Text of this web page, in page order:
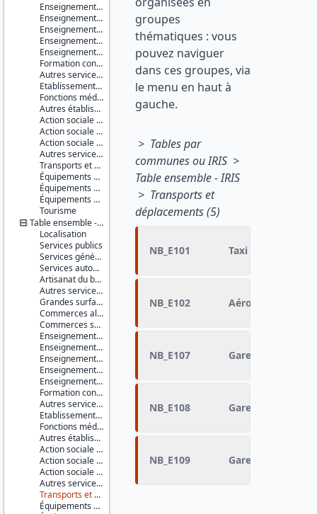
Enseignement du premier degré
Enseignement du second degré premier cycle
Enseignement du second degré second cycle
Enseignement supérieur non universitaire
Enseignement supérieur universitaire
Formation continue
Autres services de l'éducation
Etablissements et services de santé
Fonctions médicales et para-médicales
Autres établissements et services à caractère sanitaire
Action sociale pour personnes âgées
Action sociale pour enfants en bas âge
Action sociale pour handicapés
Autres services d'action sociale
Transports et déplacements
Équipements sportifs
Équipements de loisirs
Équipements culturels et socioculturels
Tourisme
Table ensemble - IRIS
Localisation
Services publics
Services généraux
Services automobiles
Artisanat du bâtiment
Autres services à la population
Grandes surfaces
Commerces alimentaires
Commerces spécialisés non alimentaires
Enseignement du premier degré
Enseignement du second degré premier cycle
Enseignement du second degré second cycle
Enseignement supérieur non universitaire
Enseignement supérieur universitaire
Formation continue
Autres services de l'éducation
Etablissements et services de santé
Fonctions médicales et para-médicales
Autres établissements et services à caractère sanitaire
Action sociale pour personnes âgées
Action sociale pour enfants en bas âge
Action sociale pour handicapés
Autres services d'action sociale
Transports et déplacements
Équipements sportifs
La
Réunion
Mayotte
Producteur :
INSEE
Diffuseur :
Progedo-
Adisp
groupes
thématiques : vous
pouvez naviguer
dans ces groupes, via
le menu en haut à
gauche.
> Tables par
communes ou IRIS >
Table ensemble - IRIS
> Transports et
déplacements (5)
NB_E101 Taxi - VTC
NB_E102 Aéroport
NB_E107 Gare de
NB_E108 Gare de
NB_E109 Gare de